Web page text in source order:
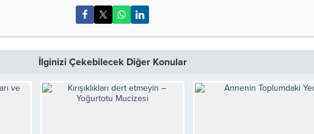
İlginizi Çekebilecek Diğer Konular